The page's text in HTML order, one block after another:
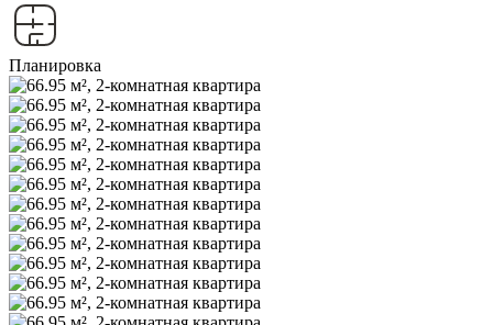
Планировка